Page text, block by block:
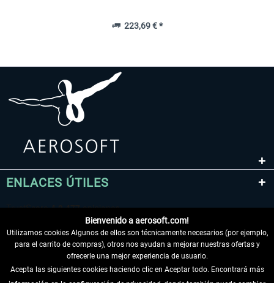
223,69 € *
ENLACES ÚTILES
Bienvenido a aerosoft.com!
Utilizamos cookies Algunos de ellos son técnicamente necesarios (por ejemplo,
para el carrito de compras), otros nos ayudan a mejorar nuestras ofertas y
ofrecerle una mejor experiencia de usuario.
Acepta las siguientes cookies haciendo clic en Aceptar todo. Encontrará más